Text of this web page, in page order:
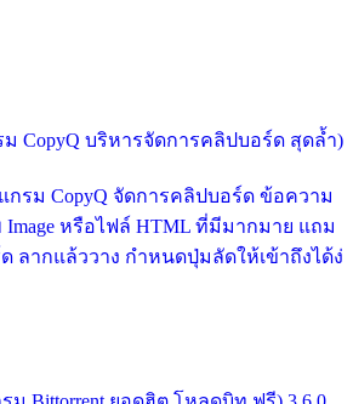
ม CopyQ บริหารจัดการคลิปบอร์ด สุดล้ำ)
กรม CopyQ จัดการคลิปบอร์ด ข้อความ
Image หรือไฟล์ HTML ที่มีมากมาย แถม
ลากแล้ววาง กำหนดปุ่มลัดให้เข้าถึงได้ง่